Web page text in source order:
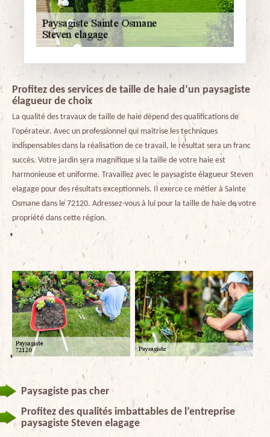
Profitez des services de taille de haie d’un paysagiste
élagueur de choix
La qualité des travaux de taille de haie dépend des qualifications de
l’opérateur. Avec un professionnel qui maitrise les techniques
indispensables dans la réalisation de ce travail, le résultat sera un franc
succès. Votre jardin sera magnifique si la taille de votre haie est
harmonieuse et uniforme. Travaillez avec le paysagiste élagueur Steven
elagage pour des résultats exceptionnels. Il exerce ce métier à Sainte
Osmane dans le 72120. Adressez-vous à lui pour la taille de haie de votre
propriété dans cette région.
Paysagiste pas cher
Profitez des qualités imbattables de l’entreprise
paysagiste Steven elagage